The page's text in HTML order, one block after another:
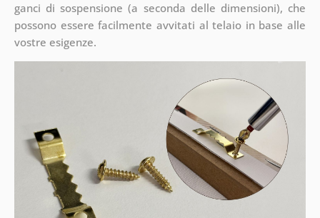
ganci di sospensione (a seconda delle dimensioni), che
possono essere facilmente avvitati al telaio in base alle
vostre esigenze.